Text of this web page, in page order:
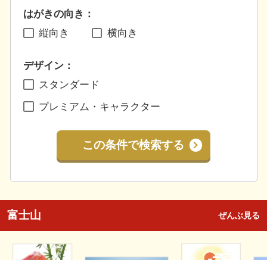
はがきの向き：
縦向き
横向き
デザイン：
スタンダード
プレミアム・キャラクター
この条件で検索する
富士山 ぜんぶ見る